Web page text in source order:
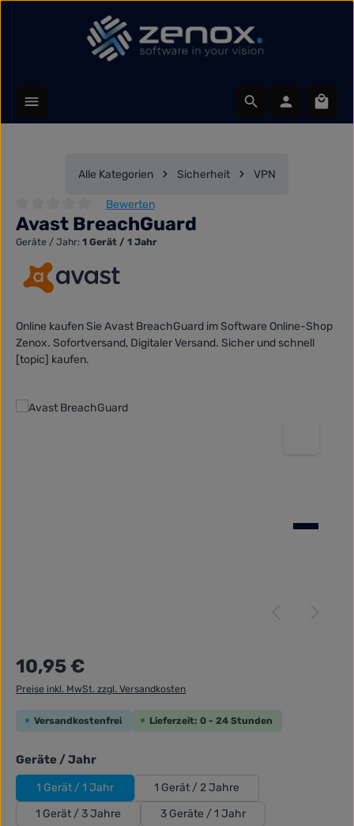
Zum Hauptinhalt springen
Alle Kategorien Sicherheit VPN
Durchschnittliche Bewertung von 0 von 5 Sternen
Bewerten
Avast BreachGuard
Geräte / Jahr: 1 Gerät / 1 Jahr
Online kaufen Sie Avast BreachGuard im Software Online-Shop
Zenox. Sofortversand, Digitaler Versand. Sicher und schnell
[topic] kaufen.
Bildergalerie überspringen
Regulärer Preis:
10,95 €
Preise inkl. MwSt. zzgl. Versandkosten
Versandkostenfrei Lieferzeit: 0 - 24 Stunden
Geräte / Jahrauswählen
1 Gerät / 1 Jahr
1 Gerät / 2 Jahre
1 Gerät / 3 Jahre
3 Geräte / 1 Jahr